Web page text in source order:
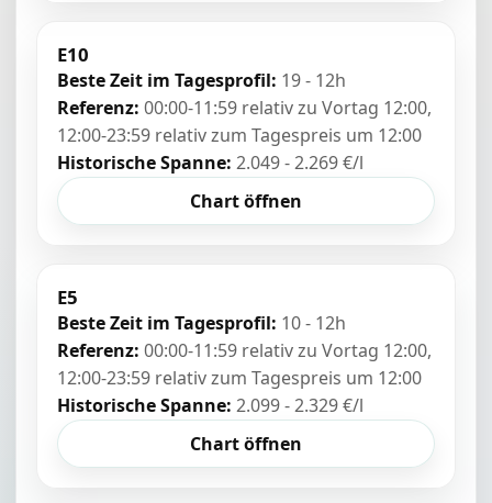
E10
Beste Zeit im Tagesprofil: 19 - 12h
Referenz: 00:00-11:59 relativ zu Vortag 12:00,
12:00-23:59 relativ zum Tagespreis um 12:00
Historische Spanne: 2.049 - 2.269 €/l
Chart öffnen
E5
Beste Zeit im Tagesprofil: 10 - 12h
Referenz: 00:00-11:59 relativ zu Vortag 12:00,
12:00-23:59 relativ zum Tagespreis um 12:00
Historische Spanne: 2.099 - 2.329 €/l
Chart öffnen